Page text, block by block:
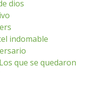
dios
indomable
que se quedaron